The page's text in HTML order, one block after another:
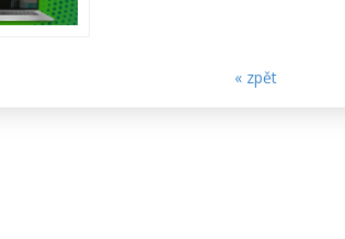
« zpět